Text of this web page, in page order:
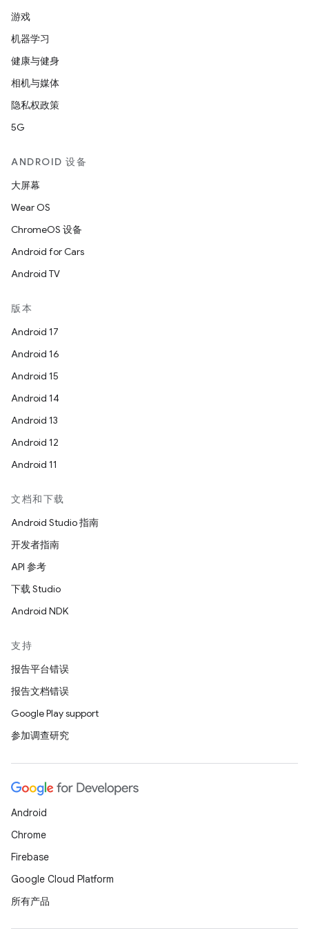
游戏
机器学习
健康与健身
相机与媒体
隐私权政策
5G
ANDROID 设备
大屏幕
Wear OS
ChromeOS 设备
Android for Cars
Android TV
版本
Android 17
Android 16
Android 15
Android 14
Android 13
Android 12
Android 11
文档和下载
Android Studio 指南
开发者指南
API 参考
下载 Studio
Android NDK
支持
报告平台错误
报告文档错误
Google Play support
参加调查研究
Android
Chrome
Firebase
Google Cloud Platform
所有产品